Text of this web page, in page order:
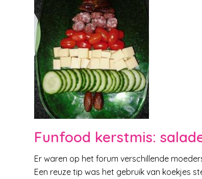
Funfood kerstmis:
Er waren op het forum verschillende
Een reuze tip was het gebruik van koekjes